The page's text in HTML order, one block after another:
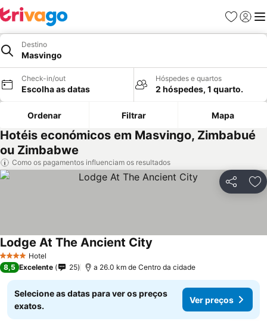
Favoritos
Iniciar
Destino
Masvingo
Check-in/out
Escolha as datas
Hóspedes e quartos
2 hóspedes, 1 quarto.
Ordenar Filtrar Mapa
Hotéis económicos em Masvingo, Zimbabué
ou Zimbabwe
Como os pagamentos influenciam os resultados
Partilhar
4 EstrelasHotel
Lodge At The Ancient City
8,5 Excelente 25 a 26.0 km de Centro da cidade
Selecione as datas para ver os preços
exatos.
Ver preços